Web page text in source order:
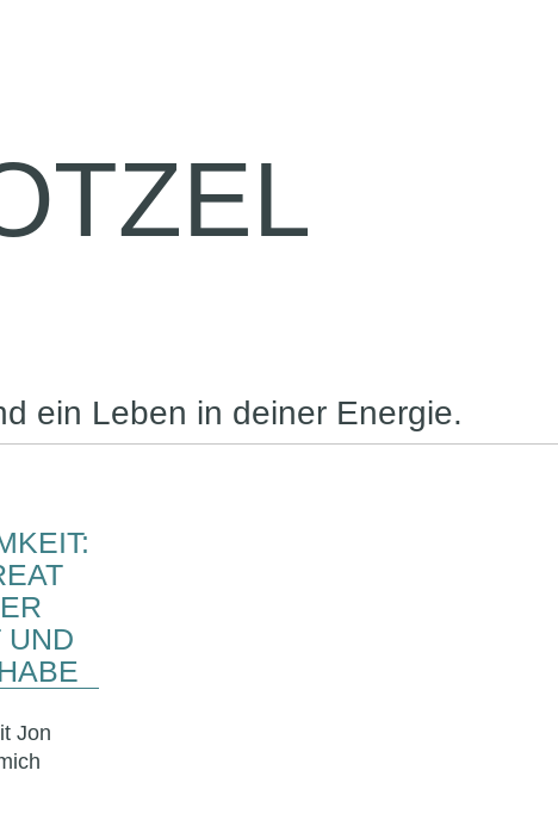
ein Leben in deiner Energie.
UND
Jon